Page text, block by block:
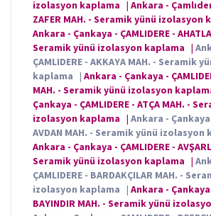
izolasyon kaplama | Ankara -
ZAFER MAH. - Seramik yünü izolasyon
Ankara - Çankaya - ÇAMLIDERE -
Seramik yünü izolasyon kaplama |
ÇAMLIDERE - AKKAYA MAH. - Seramik
kaplama | Ankara - Çankaya -
MAH. - Seramik yünü izolasyon
Çankaya - ÇAMLIDERE - ATÇA MAH. -
izolasyon kaplama | Ankara - Çankaya
AVDAN MAH. - Seramik yünü izolasyon
Ankara - Çankaya - ÇAMLIDERE -
Seramik yünü izolasyon kaplama |
ÇAMLIDERE - BARDAKÇILAR MAH. -
izolasyon kaplama | Ankara - Çankaya
BAYINDIR MAH. - Seramik yünü